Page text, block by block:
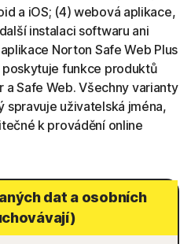
a iOS; (4) webová aplikace,
instalaci softwaru ani
Norton Safe Web Plus
funkce produktů
a Safe Web. Všechny varianty
spravuje uživatelská jména,
k provádění online
dat a osobních